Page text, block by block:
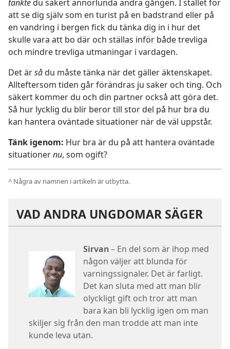
tänktedu säkert annorlunda andra gången. I stället för
att se dig själv som en turist på en badstrand eller på
en vandring i bergen fick du tänka dig in i hur det
skulle vara att bo där och ställas inför både trevliga
och mindre trevliga utmaningar i vardagen.
Det ärsådu måste tänka när det gäller äktenskapet.
Allteftersom tiden går förändras ju saker och ting. Och
säkert kommer du och din partner också att göra det.
Så hur lycklig du blir beror till stor del på hur bra du
kan hantera oväntade situationer när de väl uppstår.
Tänk igenom: Hur bra är du på att hantera oväntade
situationernu, som ogift?
^ Några av namnen i artikeln är utbytta.
VAD ANDRA UNGDOMAR SÄGER
Sirvan– En del som är ihop med
någon väljer att blunda för
varningssignaler. Det är farligt.
Det kan sluta med att man blir
olyckligt gift och tror att man
bara kan bli lycklig igen om man
skiljer sig från den man trodde att man inte
kunde leva utan.